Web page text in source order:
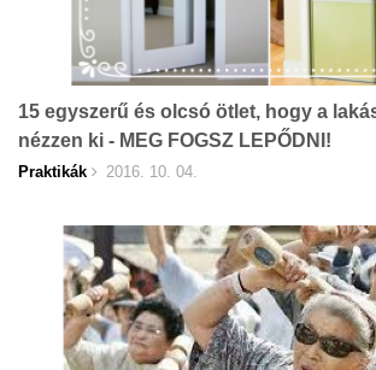
15 egyszerű és olcsó ötlet, hogy a
nézzen ki - MEG FOGSZ LEPŐDNI!
Praktikák 2016. 10. 04.